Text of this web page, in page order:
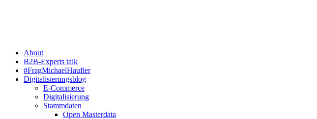
About
B2B-Experts talk
#FragMichaelHaufler
Digitalisierungsblog
E-Commerce
Digitalisierung
Stammdaten
Open Masterdata